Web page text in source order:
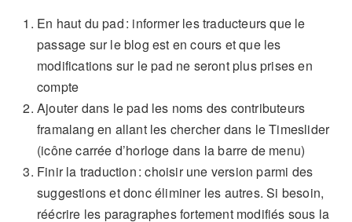
En haut du pad : informer les traducteurs que le
passage sur le blog est en cours et que les
modifications sur le pad ne seront plus prises en
compte
Ajouter dans le pad les noms des contributeurs
framalang en allant les chercher dans le Timeslider
(icône carrée d’horloge dans la barre de menu)
Finir la traduction : choisir une version parmi des
suggestions et donc éliminer les autres. Si besoin,
réécrire les paragraphes fortement modifiés sous la